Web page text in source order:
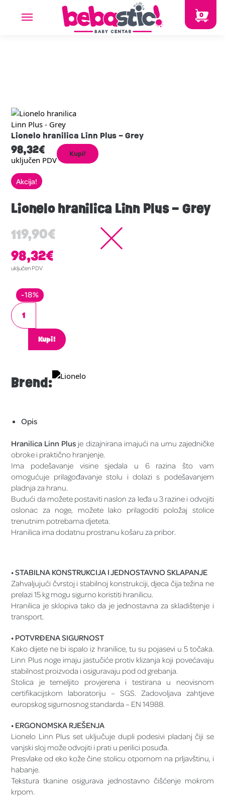
0
Lionelo hranilica Linn Plus – Grey
98,32€
uključen PDV
Kupi!
Akcija!
Lionelo hranilica Linn Plus – Grey
119,90€
98,32€
uključen PDV
-18%
Kupi!
Brend:
Opis
Hranilica Linn Plus je dizajnirana imajući na umu zajedničke
obroke i praktično hranjenje.
Ima podešavanje visine sjedala u 6 razina što vam
omogućuje prilagođavanje stolu i dolazi s podešavanjem
pladnja za hranu.
Budući da možete postaviti naslon za leđa u 3 razine i odvojiti
oslonac za noge, možete lako prilagoditi položaj stolice
trenutnim potrebama djeteta.
Hranilica ima dodatnu prostranu košaru za pribor.
• STABILNA KONSTRUKCIJA I JEDNOSTAVNO SKLAPANJE
Zahvaljujući čvrstoj i stabilnoj konstrukciji, djeca čija težina ne
prelazi 15 kg mogu sigurno koristiti hranilicu.
Hranilica je sklopiva tako da je jednostavna za skladištenje i
transport.
• POTVRĐENA SIGURNOST
Kako dijete ne bi ispalo iz hranilice, tu su pojasevi u 5 točaka.
Linn Plus noge imaju jastučiće protiv klizanja koji povećavaju
stabilnost proizvoda i osiguravaju pod od grebanja.
Stolica je temeljito provjerena i testirana u neovisnom
certifikacijskom laboratoriju – SGS. Zadovoljava zahtjeve
europskog sigurnosnog standarda – EN 14988.
• ERGONOMSKA RJEŠENJA
Lionelo Linn Plus set uključuje dupli podesivi pladanj čiji se
vanjski sloj može odvojiti i prati u perilici posuđa.
Presvlake od eko kože čine stolicu otpornom na prljavštinu, i
habanje.
Tekstura tkanine osigurava jednostavno čišćenje mokrom
krpom.